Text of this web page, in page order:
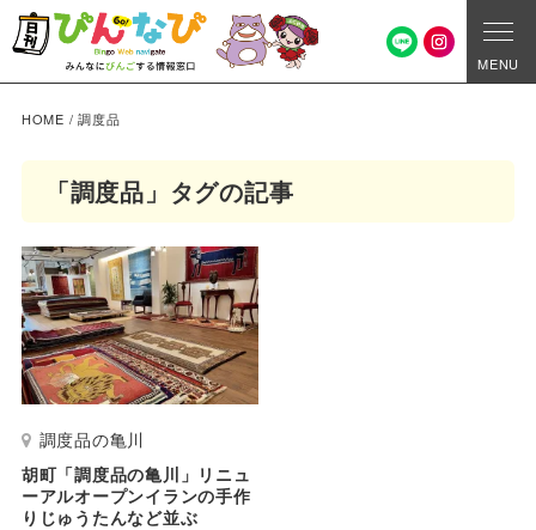
MENU
HOME /調度品
「調度品」タグの記事
調度品の亀川
胡町「調度品の亀川」リニュ
ーアルオープンイランの手作
りじゅうたんなど並ぶ